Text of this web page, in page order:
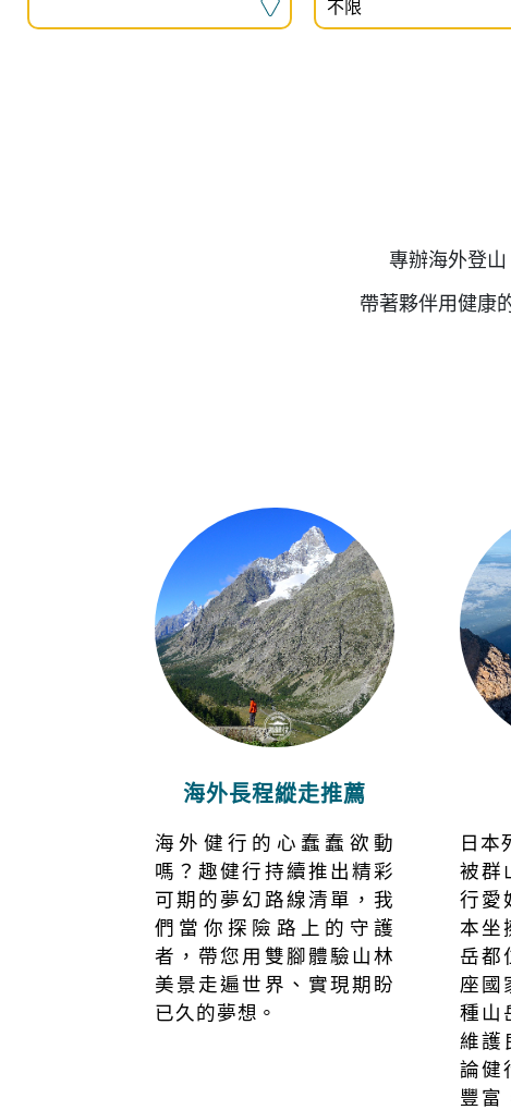
專辦海外登
帶著夥伴用健康
海外長程縱走推薦
海外健行的心蠢蠢欲動
嗎？趣健行持續推出精彩
可期的夢幻路線清單，我
們當你探險路上的守護
者，帶您用雙腳體驗山林
美景走遍世界、實現期盼
已久的夢想。
日本
被群
行愛
本坐
岳都
座國
種山
維護
論健
豐富